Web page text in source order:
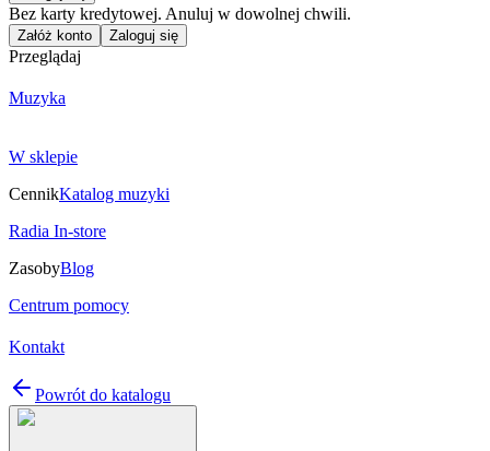
Bez karty kredytowej. Anuluj w dowolnej chwili.
Załóż konto Zaloguj się
Przeglądaj
Muzyka
W sklepie
CennikKatalog muzyki
Radia In-store
ZasobyBlog
Centrum pomocy
Kontakt
Powrót do katalogu